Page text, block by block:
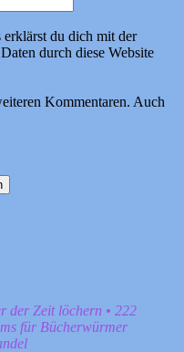
du dich mit der
durch diese Website
Kommentaren. Auch
der Zeit löchern • 222
für Bücherwürmer